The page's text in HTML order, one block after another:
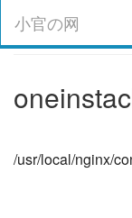
小官の网
/usr/local/nginx/